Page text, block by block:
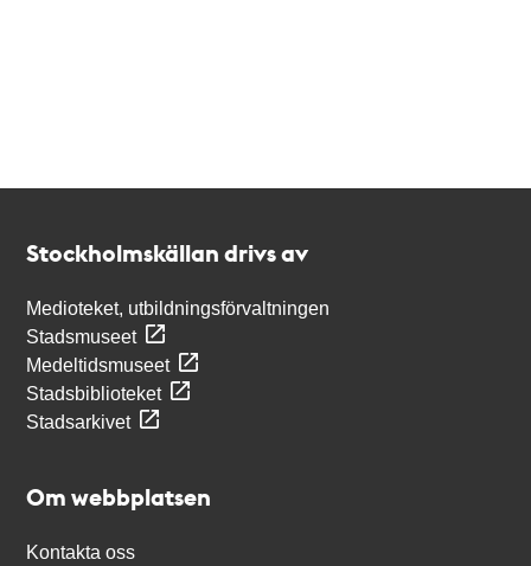
Stockholmskällan drivs av
Medioteket, utbildningsförvaltningen
Stadsmuseet
Medeltidsmuseet
Stadsbiblioteket
Stadsarkivet
Om webbplatsen
Kontakta oss